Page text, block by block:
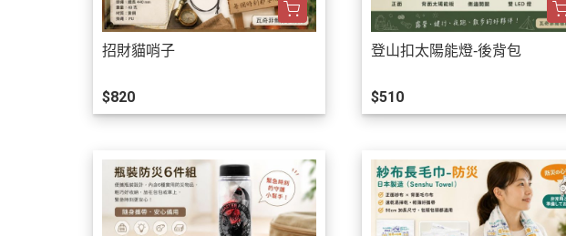
招財貓哨子
$820
登山扣太陽能燈-後背包
$510